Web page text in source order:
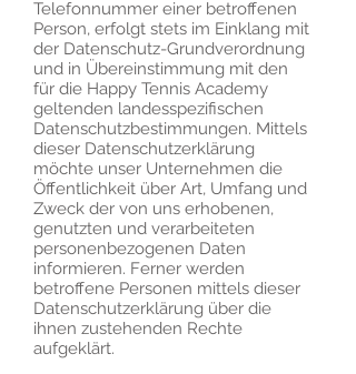
Telefonnummer einer betroffenen
Person, erfolgt stets im Einklang mit
der Datenschutz-Grundverordnung
und in Übereinstimmung mit den
für die Happy Tennis Academy
geltenden landesspezifischen
Datenschutzbestimmungen. Mittels
dieser Datenschutzerklärung
möchte unser Unternehmen die
Öffentlichkeit über Art, Umfang und
Zweck der von uns erhobenen,
genutzten und verarbeiteten
personenbezogenen Daten
informieren. Ferner werden
betroffene Personen mittels dieser
Datenschutzerklärung über die
ihnen zustehenden Rechte
aufgeklärt.